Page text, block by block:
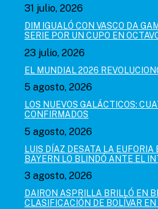
31 julio, 2026
DIM IGUALÓ CON VASCO DA
SERIE POR UN CUPO EN
23 julio, 2026
EL MUNDIAL 2026
5 agosto, 2026
LOS NUEVOS GALÁCTICOS:
CONFIRMADOS
5 agosto, 2026
LUIS DÍAZ DESATA LA EUFORIA
BAYERN LO BLINDÓ ANTE EL
3 agosto, 2026
DAIRON ASPRILLA BRILLÓ EN
CLASIFICACIÓN DE BOLÍVAR